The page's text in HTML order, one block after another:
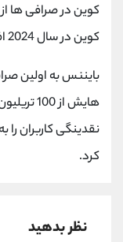
کوین در سال 2024 افزایش یافت.
بایننس به اولین
هایش از
نقدینگی کاربران را
کرد.
نظر بدهید